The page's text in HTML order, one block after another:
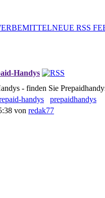
NEUE RSS
Handys
- finden Sie
handys
prepaidhandys
von redak77